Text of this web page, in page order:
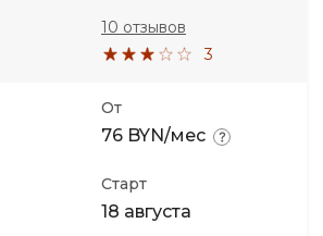
3
10 отзывов
От
76 BYN/мес
Старт
18 августа